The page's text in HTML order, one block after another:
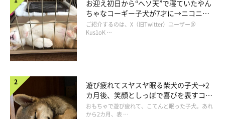
お迎え初日から“ヘソ天”で寝ていたやん
ちゃなコーギー子犬が7才に→ニコニ
コ“コーギースマイル”が魅力のコに成
長！
ご紹介するのは、X（旧Twitter）ユーザー＠
Kus1oK …
遊び疲れてスヤスヤ眠る柴犬の子犬→2
カ月後、笑顔としっぽで喜びを表すコに
成長！
おもちゃで遊び疲れて、こてんと眠った子犬。あれ
から2カ月、表 …